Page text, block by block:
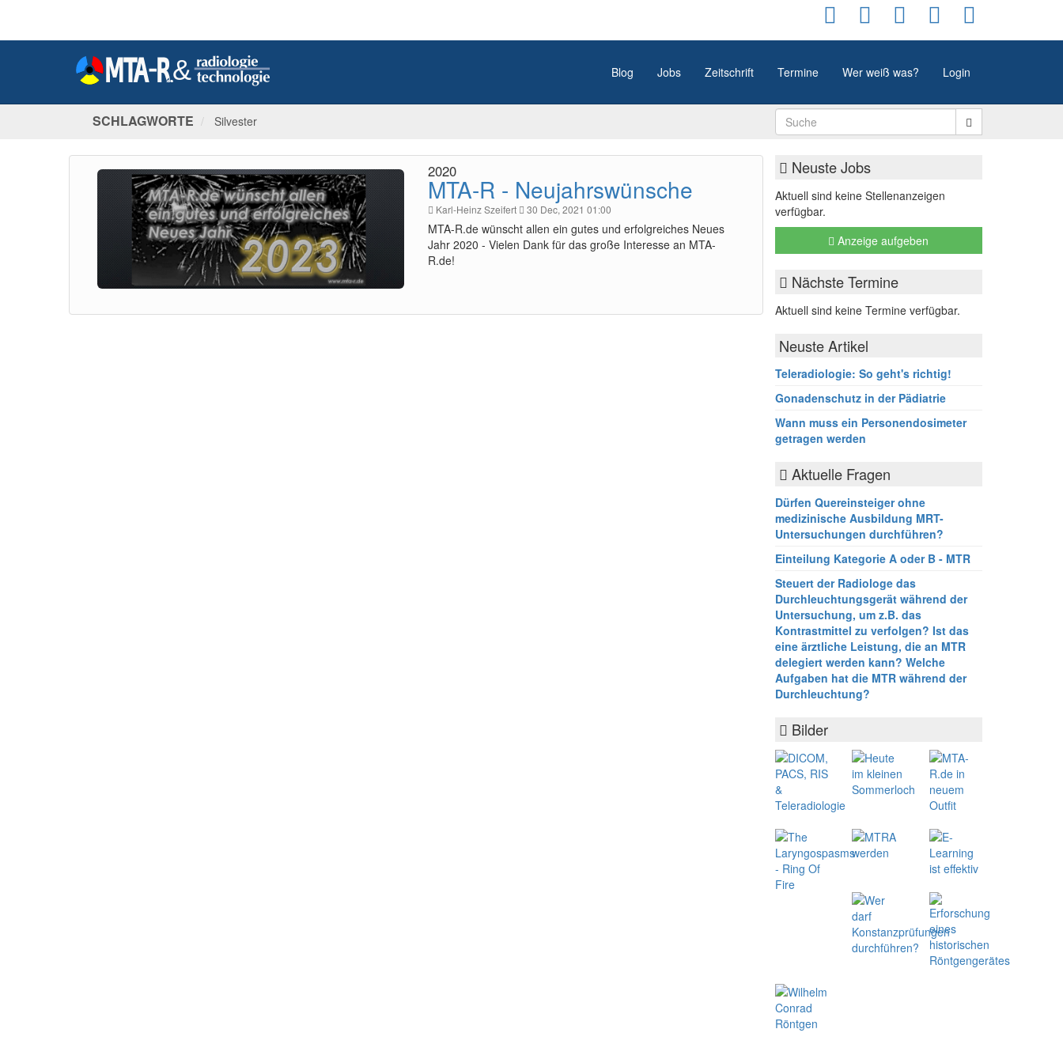
Blog Jobs Zeitschrift Termine Wer weiß was? Login
SCHLAGWORTE Silvester
2020
MTA-R - Neujahrswünsche
Karl-Heinz Szeifert 30 Dec, 2021 01:00
MTA-R.de wünscht allen ein gutes und erfolgreiches Neues
Jahr 2020 - Vielen Dank für das große Interesse an MTA-
R.de!
Neuste Jobs
Aktuell sind keine Stellenanzeigen
verfügbar.
Anzeige aufgeben
Nächste Termine
Aktuell sind keine Termine verfügbar.
Neuste Artikel
Teleradiologie: So geht's richtig!
Gonadenschutz in der Pädiatrie
Wann muss ein Personendosimeter
getragen werden
Aktuelle Fragen
Dürfen Quereinsteiger ohne
medizinische Ausbildung MRT-
Untersuchungen durchführen?
Einteilung Kategorie A oder B - MTR
Steuert der Radiologe das
Durchleuchtungsgerät während der
Untersuchung, um z.B. das
Kontrastmittel zu verfolgen? Ist das
eine ärztliche Leistung, die an MTR
delegiert werden kann? Welche
Aufgaben hat die MTR während der
Durchleuchtung?
Bilder